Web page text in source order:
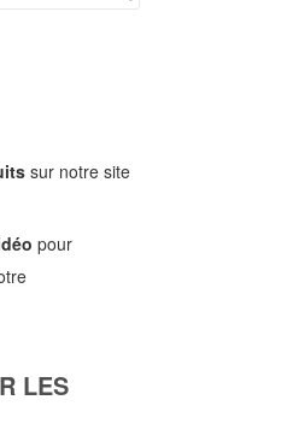
sur notre site
pour
LES